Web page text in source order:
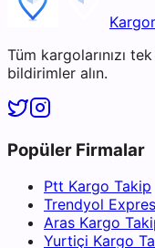
Tüm kargolarınızı
bildirimler alın.
Popüler Firmalar
Ptt Kargo Takip
Trendyol
Aras Kargo
Yurtiçi Kargo